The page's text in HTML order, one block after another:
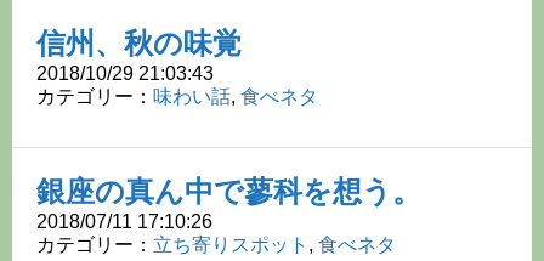
信州、秋の味覚
2018/10/29 21:03:43
カテゴリー： 味わい話, 食べネタ
銀座の真ん中で蓼科を想う。
2018/07/11 17:10:26
カテゴリー： 立ち寄りスポット , 食べネタ